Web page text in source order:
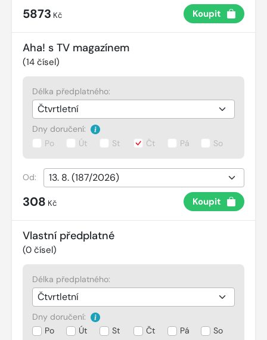
5873 Kč Koupit
Aha! s TV magazínem
(14 čísel)
Délka předplatného:
Dny doručení:
Po
Út St Čt Pá So
Od:
308 Kč Koupit
Vlastní předplatné
(0 čísel)
Délka předplatného:
Dny doručení:
Po
Út St Čt Pá So